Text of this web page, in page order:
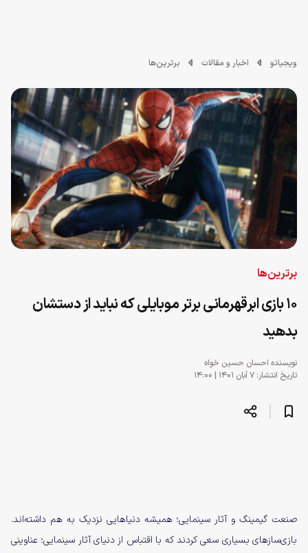
ویجیاتو اخبار و مقالات برترین‌ها
برترین‌ها
۱۰ بازی ابرقهرمانی برتر موبایلی که نباید از دستشان
بدهید
نویسنده احسان حسین خواه
تاریخ انتشار: ۷ آبان ۱۴۰۱ | ۱۴:۰۰
صنعت گیمینگ و آثار سینمایی؛ همیشه دنیاهایی نزدیک به هم داشته‌اند.
بازی‌ساز‌های بسیاری سعی کردند که با اقتباس از دنیای آثار سینمایی؛ عناوینی